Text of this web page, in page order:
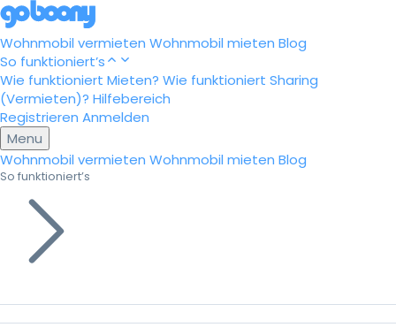
Wohnmobil vermieten Wohnmobil mieten Blog
So funktioniert’s
Wie funktioniert Mieten? Wie funktioniert Sharing
(Vermieten)? Hilfebereich
Registrieren Anmelden
Menu
Wohnmobil vermieten Wohnmobil mieten Blog
So funktioniert’s